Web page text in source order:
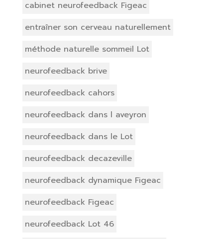
cabinet neurofeedback Figeac
entraîner son cerveau naturellement
méthode naturelle sommeil Lot
neurofeedback brive
neurofeedback cahors
neurofeedback dans l aveyron
neurofeedback dans le Lot
neurofeedback decazeville
neurofeedback dynamique Figeac
neurofeedback Figeac
neurofeedback Lot 46